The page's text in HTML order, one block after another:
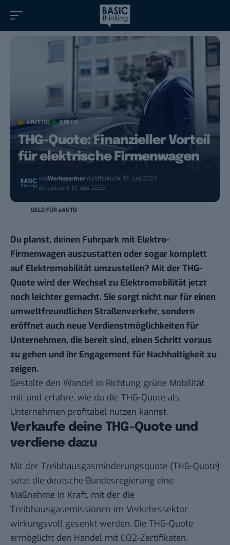
ANZEIGE GREEN
THG-Quote: Finanzieller Vorteil
für elektrische Firmenwagen
vonWerbepartnerVeröffentlicht: 19. Juni 2023
Aktualisiert: 19. Juni 2023
GELD FÜR eAUTO
Du planst, deinen Fuhrpark mit Elektro-
Firmenwagen auszustatten oder sogar komplett
auf Elektromobilität umzustellen? Mit der THG-
Quote wird der Wechsel zu Elektromobilität jetzt
noch leichter gemacht. Sie sorgt nicht nur für einen
umweltfreundlichen Straßenverkehr, sondern
eröffnet auch neue Verdienstmöglichkeiten für
Unternehmen, die bereit sind, einen Schritt voraus
zu gehen und ihr Engagement für Nachhaltigkeit zu
zeigen.
Gestalte den Wandel in Richtung grüne Mobilität
mit und erfahre, wie du die THG-Quote als
Unternehmen profitabel nutzen kannst.
Verkaufe deine THG-Quote und
verdiene dazu
Mit der Treibhausgasminderungsquote (THG-Quote)
setzt die deutsche Bundesregierung eine
Maßnahme in Kraft, mit der die
Treibhausgasemissionen im Verkehrssektor
wirkungsvoll gesenkt werden. Die THG-Quote
ermöglicht den Handel mit CO2-Zertifikaten.